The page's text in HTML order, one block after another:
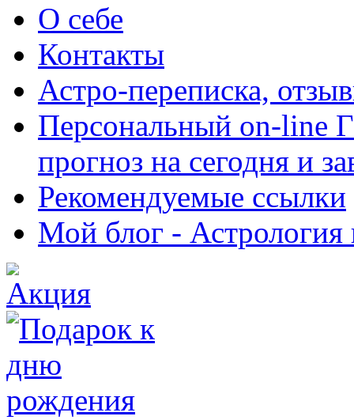
О себе
Контакты
Астро-переписка,
Персональный on-
прогноз на сегодня и
Рекомендуемые ссылки
Мой блог - Астрология